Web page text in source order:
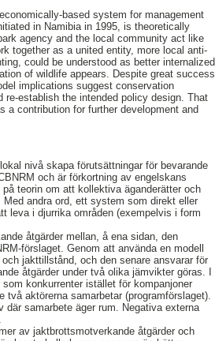
based system for management
in Namibia in 1995, is theoretically
agency and the local community act like
together as a united entity, more local anti-
could be understood as better internalized
of wildlife appears. Despite great success
implications suggest conservation
establish the intended policy design. That
contribution for further development and
nivå skapa förutsättningar för bevarande
och är förkortning av engelskans
teorin om att kollektiva äganderätter och
andra ord, ett system som direkt eller
leva i djurrika områden (exempelvis i form
åtgärder mellan, å ena sidan, den
förslaget. Genom att använda en modell
jakttillstånd, och den senare ansvarar för
åtgärder under två olika jämvikter göras. I
konkurrenter istället för kompanjoner
aktörerna samarbetar (programförslaget).
samarbete äger rum. Negativa externa
av jaktbrottsmotverkande åtgärder och